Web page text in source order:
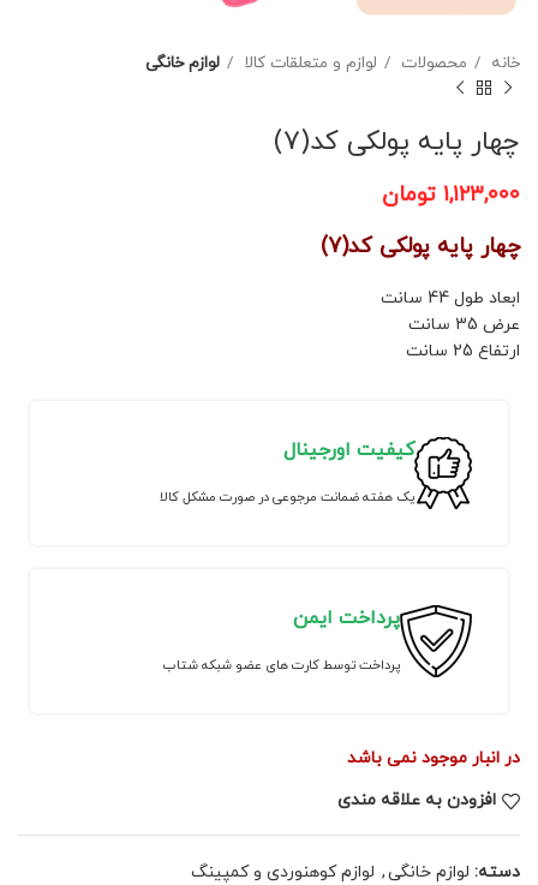
خانه محصولات لوازم و متعلقات کالا لوازم خانگی
چهار پایه پولکی کد(7)
۱,۱۲۳,۰۰۰ تومان
چهار پایه پولکی کد(7)
ابعاد طول 44 سانت
عرض 35 سانت
ارتفاع 25 سانت
کیفیت اورجینال
یک هفته ضمانت مرجوعی در صورت مشکل کالا
پرداخت ایمن
پرداخت توسط کارت های عضو شبکه شتاب
در انبار موجود نمی باشد
افزودن به علاقه مندی
دسته: لوازم خانگی, لوازم کوهنوردی و کمپینگ